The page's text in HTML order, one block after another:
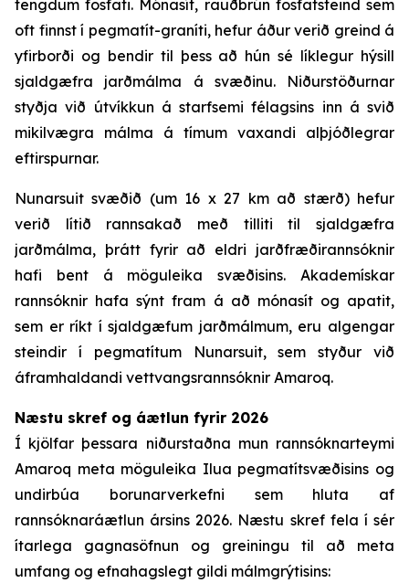
tengdum fosfati. Mónasít, rauðbrún fosfatsteind sem
oft finnst í pegmatít-graníti, hefur áður verið greind á
yfirborði og bendir til þess að hún sé líklegur hýsill
sjaldgæfra jarðmálma á svæðinu. Niðurstöðurnar
styðja við útvíkkun á starfsemi félagsins inn á svið
mikilvægra málma á tímum vaxandi alþjóðlegrar
eftirspurnar.
Nunarsuit svæðið (um 16 x 27 km að stærð) hefur
verið lítið rannsakað með tilliti til sjaldgæfra
jarðmálma, þrátt fyrir að eldri jarðfræðirannsóknir
hafi bent á möguleika svæðisins. Akademískar
rannsóknir hafa sýnt fram á að mónasít og apatit,
sem er ríkt í sjaldgæfum jarðmálmum, eru algengar
steindir í pegmatítum Nunarsuit, sem styður við
áframhaldandi vettvangsrannsóknir Amaroq.
Næstu skref og áætlun fyrir 2026
Í kjölfar þessara niðurstaðna mun rannsóknarteymi
Amaroq meta möguleika Ilua pegmatítsvæðisins og
undirbúa borunarverkefni sem hluta af
rannsóknaráætlun ársins 2026. Næstu skref fela í sér
ítarlega gagnasöfnun og greiningu til að meta
umfang og efnahagslegt gildi málmgrýtisins: